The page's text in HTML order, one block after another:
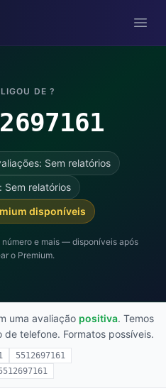
DE ?
Sem relatórios
Sem relatórios
disponíveis
e mais — disponíveis após
o Premium.
uma avaliação positiva. Temos
telefone. Formatos possíveis.
5512697161